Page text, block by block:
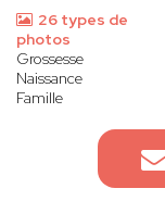
26 types de
photos
Grossesse
Naissance
Famille